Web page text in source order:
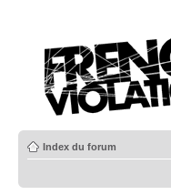
Index du forum